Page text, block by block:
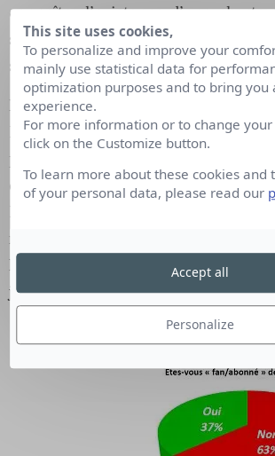
connaître l’existence d’une
sein de leur entreprise qui
s’exprimer sur les réseaux sociaux.
La nécessaire acculturation des
Enfin l’étude révèle qu’une
présente sur les réseaux
collaborateurs n’aient l’air
réseaux sociaux largement plus
leurs collaborateurs sur l’usage
jugent leurs équipes compétentes
This site uses cookies,
To personalize and improve your
mainly use statistical data for
optimization purposes and to bring you
experience.
For more information or to change
click on the Customize button.
To learn more about these cookies and
of your personal data, please read our
Personalize
Accept all